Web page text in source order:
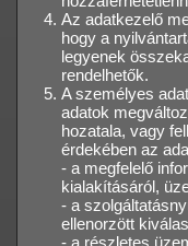
Az adatkezelő
hogy a
legyenek
rendelhetők.
A személyes
adatok
hozatala, vagy
érdekében az
- a megfelelő
kialakításáról,
- a
ellenorzött